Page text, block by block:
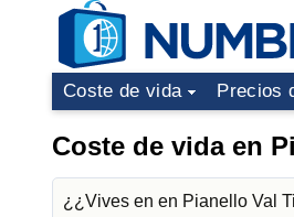
Coste de vida Precios
Coste de vida en
¿¿Vives en en Pianello Val